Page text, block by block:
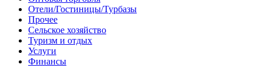
Отели/Гостиницы/Турбазы
Прочее
Сельское хозяйство
Туризм и отдых
Услуги
Финансы